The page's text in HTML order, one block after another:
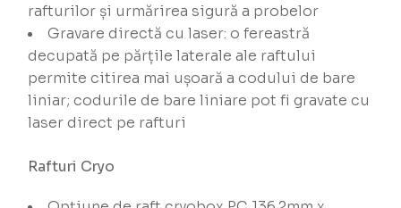
rafturilor și urmărirea sigură a probelor
Gravare directă cu laser: o fereastră
decupată pe părțile laterale ale raftului
permite citirea mai ușoară a codului de bare
liniar; codurile de bare liniare pot fi gravate cu
laser direct pe rafturi
Rafturi Cryo